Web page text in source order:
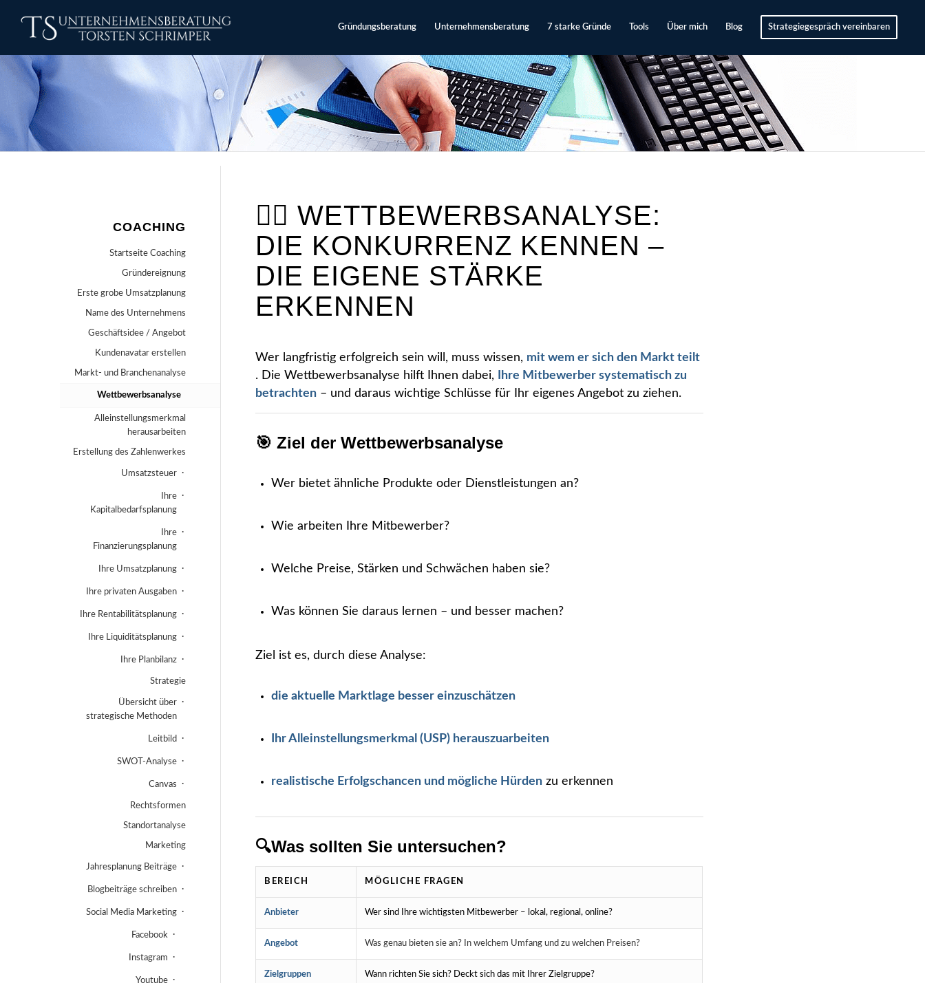
Gründungsberatung Unternehmensberatung 7 starke Gründe Tools Über mich Blog Strategiegespräch vereinbaren
🕵️‍♀️ WETTBEWERBSANALYSE:
DIE KONKURRENZ KENNEN –
DIE EIGENE STÄRKE
ERKENNEN
Wer langfristig erfolgreich sein will, muss wissen, mit wem er sich den Markt teilt
. Die Wettbewerbsanalyse hilft Ihnen dabei,
Ihre Mitbewerber systematisch zu
betrachten – und daraus wichtige Schlüsse für Ihr eigenes Angebot zu ziehen.
🎯 Ziel der Wettbewerbsanalyse
Wer bietet ähnliche Produkte oder Dienstleistungen an?
Wie arbeiten Ihre Mitbewerber?
Welche Preise, Stärken und Schwächen haben sie?
Was können Sie daraus lernen – und besser machen?
Ziel ist es, durch diese Analyse:
die aktuelle Marktlage besser einzuschätzen
Ihr Alleinstellungsmerkmal (USP) herauszuarbeiten
realistische Erfolgschancen und mögliche Hürden zu erkennen
🔍Was sollten Sie untersuchen?
BEREICH MÖGLICHE FRAGEN
Anbieter Wer sind Ihre wichtigsten Mitbewerber – lokal, regional, online?
Angebot Was genau bieten sie an? In welchem Umfang und zu welchen Preisen?
Zielgruppen Wann richten Sie sich? Deckt sich das mit Ihrer Zielgruppe?
COACHING
Startseite Coaching
Gründereignung
Erste grobe Umsatzplanung
Name des Unternehmens
Geschäftsidee / Angebot
Kundenavatar erstellen
Markt- und Branchenanalyse
Wettbewerbsanalyse
Alleinstellungsmerkmal
herausarbeiten
Erstellung des Zahlenwerkes
Umsatzsteuer
Ihre
Kapitalbedarfsplanung
Ihre
Finanzierungsplanung
Ihre Umsatzplanung
Ihre privaten Ausgaben
Ihre Rentabilitätsplanung
Ihre Liquiditätsplanung
Ihre Planbilanz
Strategie
Übersicht über
strategische Methoden
Leitbild
SWOT-Analyse
Canvas
Rechtsformen
Standortanalyse
Marketing
Jahresplanung Beiträge
Blogbeiträge schreiben
Social Media Marketing
Facebook
Instagram
Youtube